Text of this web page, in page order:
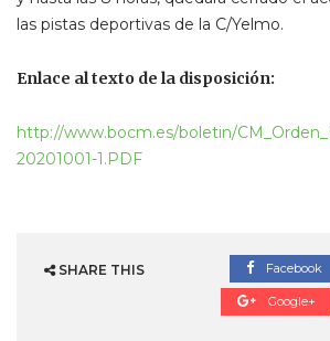
las pistas deportivas de la C/Yelmo.
Enlace al texto de la disposición:
http://www.bocm.es/boletin/
20201001-1.PDF
SHARE THIS Facebook
Google+